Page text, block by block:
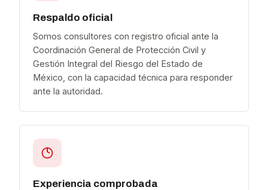
Respaldo oficial
Somos consultores con registro oficial ante la
Coordinación General de Protección Civil y
Gestión Integral del Riesgo del Estado de
México, con la capacidad técnica para responder
ante la autoridad.
Experiencia comprobada